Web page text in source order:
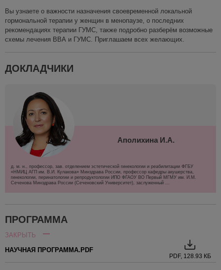
Вы узнаете о важности назначения своевременной локальной
гормональной терапии у женщин в менопаузе, о последних
рекомендациях терапии ГУМС, также подробно разберём возможные
схемы лечения ВВА и ГУМС. Приглашаем всех желающих.
ДОКЛАДЧИКИ
Аполихина И.А.
д. м. н., профессор, зав. отделением эстетической гинекологии и реабилитации ФГБУ
«НМИЦ АГП им. В.И. Кулакова» Минздрава России, профессор кафедры акушерства,
гинекологии, перинатологии и репродуктологии ИПО ФГАОУ ВО Первый МГМУ им. И.М.
Сеченова Минздрава России (Сеченовский Университет), заслуженный ...
ПРОГРАММА
ЗАКРЫТЬ
НАУЧНАЯ ПРОГРАММА.PDF
PDF, 128.93 КБ